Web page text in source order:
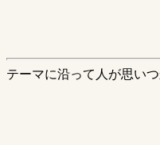
テーマに沿って人が思い